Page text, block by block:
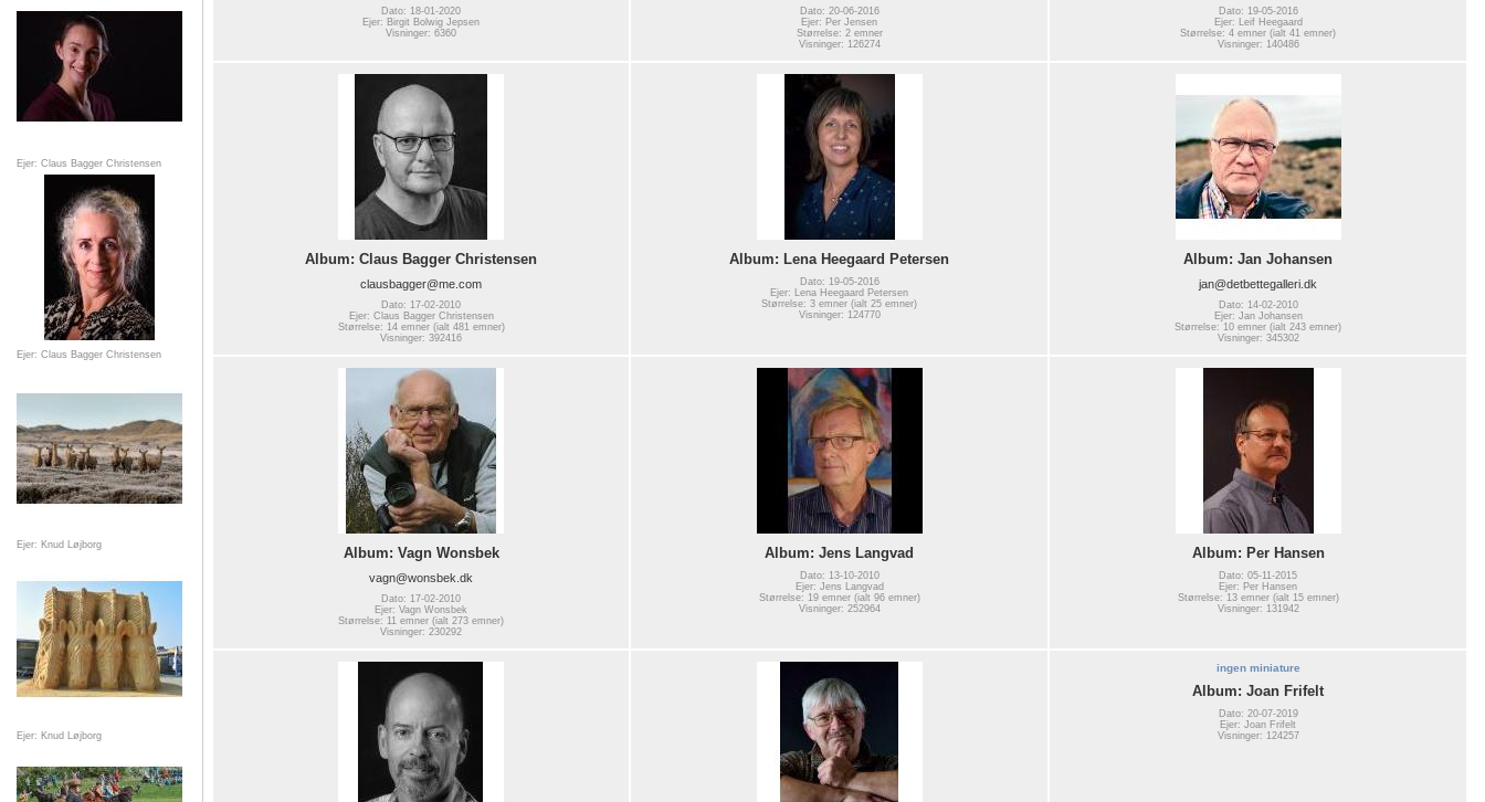
Ejer: Claus Bagger Christensen
Ejer: Claus Bagger Christensen
Ejer: Knud Løjborg
Ejer: Knud Løjborg
Dato: 18-01-2020
Ejer: Birgit Bolwig Jepsen
Visninger: 6360
Dato: 20-06-2016
Ejer: Per Jensen
Størrelse: 2 emner
Visninger: 126274
Dato: 19-05-2016
Ejer: Leif Heegaard
Størrelse: 4 emner (ialt 41 emner)
Visninger: 140486
Album: Claus Bagger Christensen
clausbagger@me.com
Dato: 17-02-2010
Ejer: Claus Bagger Christensen
Størrelse: 14 emner (ialt 481 emner)
Visninger: 392416
Album: Lena Heegaard Petersen
Dato: 19-05-2016
Ejer: Lena Heegaard Petersen
Størrelse: 3 emner (ialt 25 emner)
Visninger: 124770
Album: Jan Johansen
jan@detbettegalleri.dk
Dato: 14-02-2010
Ejer: Jan Johansen
Størrelse: 10 emner (ialt 243 emner)
Visninger: 345302
Album: Vagn Wonsbek
vagn@wonsbek.dk
Dato: 17-02-2010
Ejer: Vagn Wonsbek
Størrelse: 11 emner (ialt 273 emner)
Visninger: 230292
Album: Jens Langvad
Dato: 13-10-2010
Ejer: Jens Langvad
Størrelse: 19 emner (ialt 96 emner)
Visninger: 252964
Album: Per Hansen
Dato: 05-11-2015
Ejer: Per Hansen
Størrelse: 13 emner (ialt 15 emner)
Visninger: 131942
ingen miniature
Album: Joan Frifelt
Dato: 20-07-2019
Ejer: Joan Frifelt
Visninger: 124257